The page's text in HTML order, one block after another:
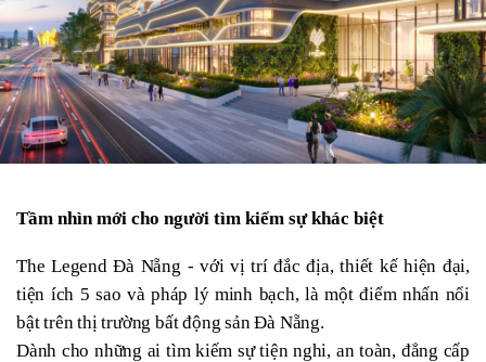
Tầm nhìn mới cho người tìm kiếm sự khác biệt
The Legend Đà Nẵng - với vị trí đắc địa, thiết kế hiện đại,
tiện ích 5 sao và pháp lý minh bạch, là một điểm nhấn nổi
bật trên thị trường bất động sản Đà Nẵng.
Dành cho những ai tìm kiếm sự tiện nghi, an toàn, đẳng cấp